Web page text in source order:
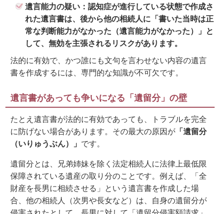
遺言能力の疑い：認知症が進行している状態で作成さ
れた遺言書は、後から他の相続人に「書いた当時は正
常な判断能力がなかった（遺言能力がなかった）」と
して、無効を主張されるリスクがあります。
法的に有効で、かつ誰にも文句を言わせない内容の遺言
書を作成するには、専門的な知識が不可欠です。
遺言書があっても争いになる「遺留分」の壁
たとえ遺言書が法的に有効であっても、トラブルを完全
に防げない場合があります。その最大の原因が 「遺留分
（いりゅうぶん）」 です。
遺留分とは、兄弟姉妹を除く法定相続人に法律上最低限
保障されている遺産の取り分のことです。例えば、「全
財産を長男に相続させる」という遺言書を作成した場
合、他の相続人（次男や長女など）は、自身の遺留分が